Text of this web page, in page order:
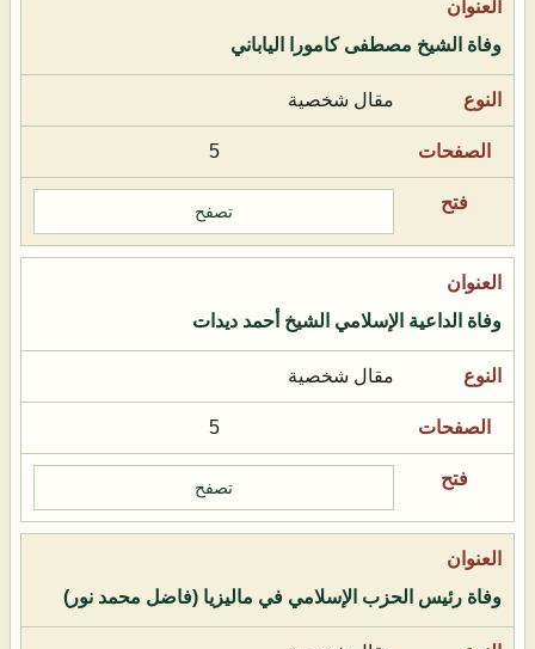
وفاة الشيخ مصطفى كامورا الياباني
مقال شخصية
5
تصفح
وفاة الداعية الإسلامي الشيخ أحمد ديدات
مقال شخصية
5
تصفح
وفاة رئيس الحزب الإسلامي في ماليزيا (فاضل محمد نور)